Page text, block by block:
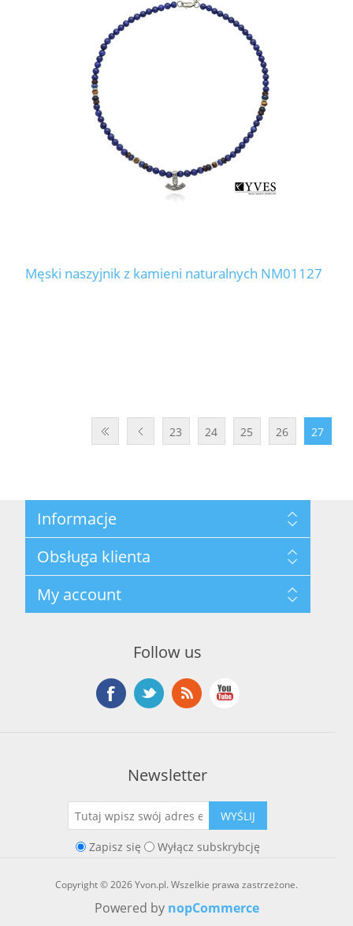
Męski naszyjnik z kamieni naturalnych NM01127
23 24 25 26 27
Informacje
Polityka prywatności
Regulamin hurtowni
O marce Yvon
Kontakt
Obsługa klienta
Nowości
Blog
My account
Follow us
Newsletter
WYŚLIJ
Zapisz się Wyłącz subskrybcję
Copyright © 2026 Yvon.pl. Wszelkie prawa zastrzeżone.
Powered by nopCommerce